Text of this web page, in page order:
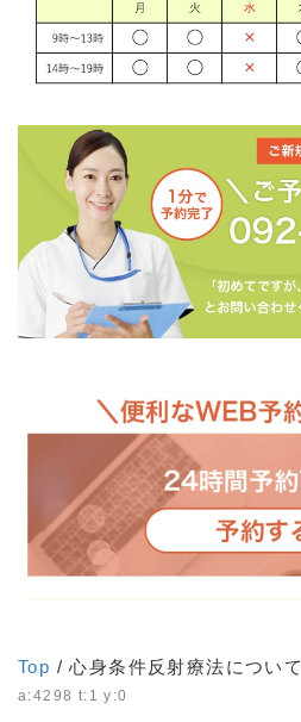
Top / 心身条件反射療法について
a:4298 t:1 y:0